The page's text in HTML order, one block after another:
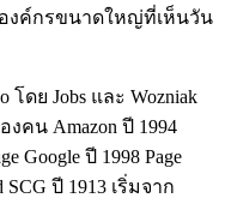
งค์กรขนาดใหญ่ที่เห็นวัน
โดย Jobs และ Wozniak
งคน Amazon ปี 1994
Google ปี 1998 Page
ปี 1913 เริ่มจาก